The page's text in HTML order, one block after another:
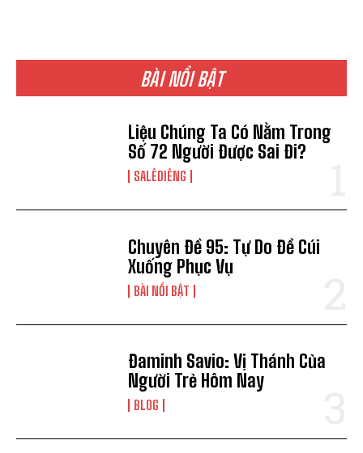
BÀI NỔI BẬT
Liệu Chúng Ta Có Nằm Trong
Số 72 Người Được Sai Đi?
SALÊDIÊNG
Chuyên Đề 95: Tự Do Để Cúi
Xuống Phục Vụ
BÀI NỔI BẬT
Đaminh Savio: Vị Thánh Của
Người Trẻ Hôm Nay
BLOG